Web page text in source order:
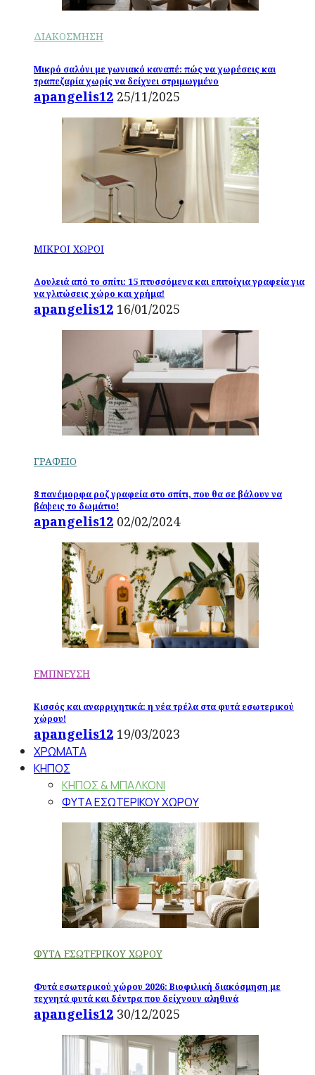
ΔΙΑΚΟΣΜΗΣΗ
Μικρό σαλόνι με γωνιακό καναπέ: πώς να χωρέσεις και
τραπεζαρία χωρίς να δείχνει στριμωγμένο
apangelis12 25/11/2025
ΜΙΚΡΟΙ ΧΩΡΟΙ
Δουλειά από το σπίτι: 15 πτυσσόμενα και επιτοίχια γραφεία για
να γλιτώσεις χώρο και χρήμα!
apangelis12 16/01/2025
ΓΡΑΦΕΙΟ
8 πανέμορφα ροζ γραφεία στο σπίτι, που θα σε βάλουν να
βάψεις το δωμάτιο!
apangelis12 02/02/2024
ΕΜΠΝΕΥΣΗ
Κισσός και αναρριχητικά: η νέα τρέλα στα φυτά εσωτερικού
χώρου!
apangelis12 19/03/2023
ΧΡΩΜΑΤΑ
ΚΗΠΟΣ
ΚΗΠΟΣ & ΜΠΑΛΚΟΝΙ
ΦΥΤΑ ΕΣΩΤΕΡΙΚΟΥ ΧΩΡΟΥ
ΦΥΤΑ ΕΣΩΤΕΡΙΚΟΥ ΧΩΡΟΥ
Φυτά εσωτερικού χώρου 2026: Βιοφιλική διακόσμηση με
τεχνητά φυτά και δέντρα που δείχνουν αληθινά
apangelis12 30/12/2025